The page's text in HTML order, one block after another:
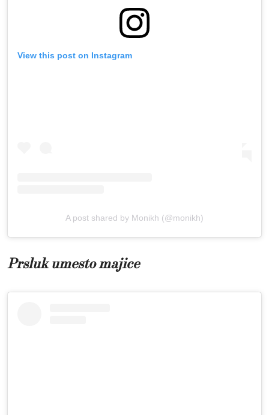
View this post on Instagram
A post shared by Monikh (@monikh)
Prsluk umesto majice